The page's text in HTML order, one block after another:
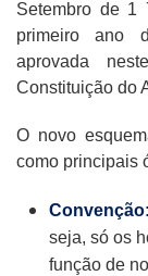
Setembro de
primeiro ano
aprovada
Constituição do
O novo
como principais
Convenção:
seja, só os
função de